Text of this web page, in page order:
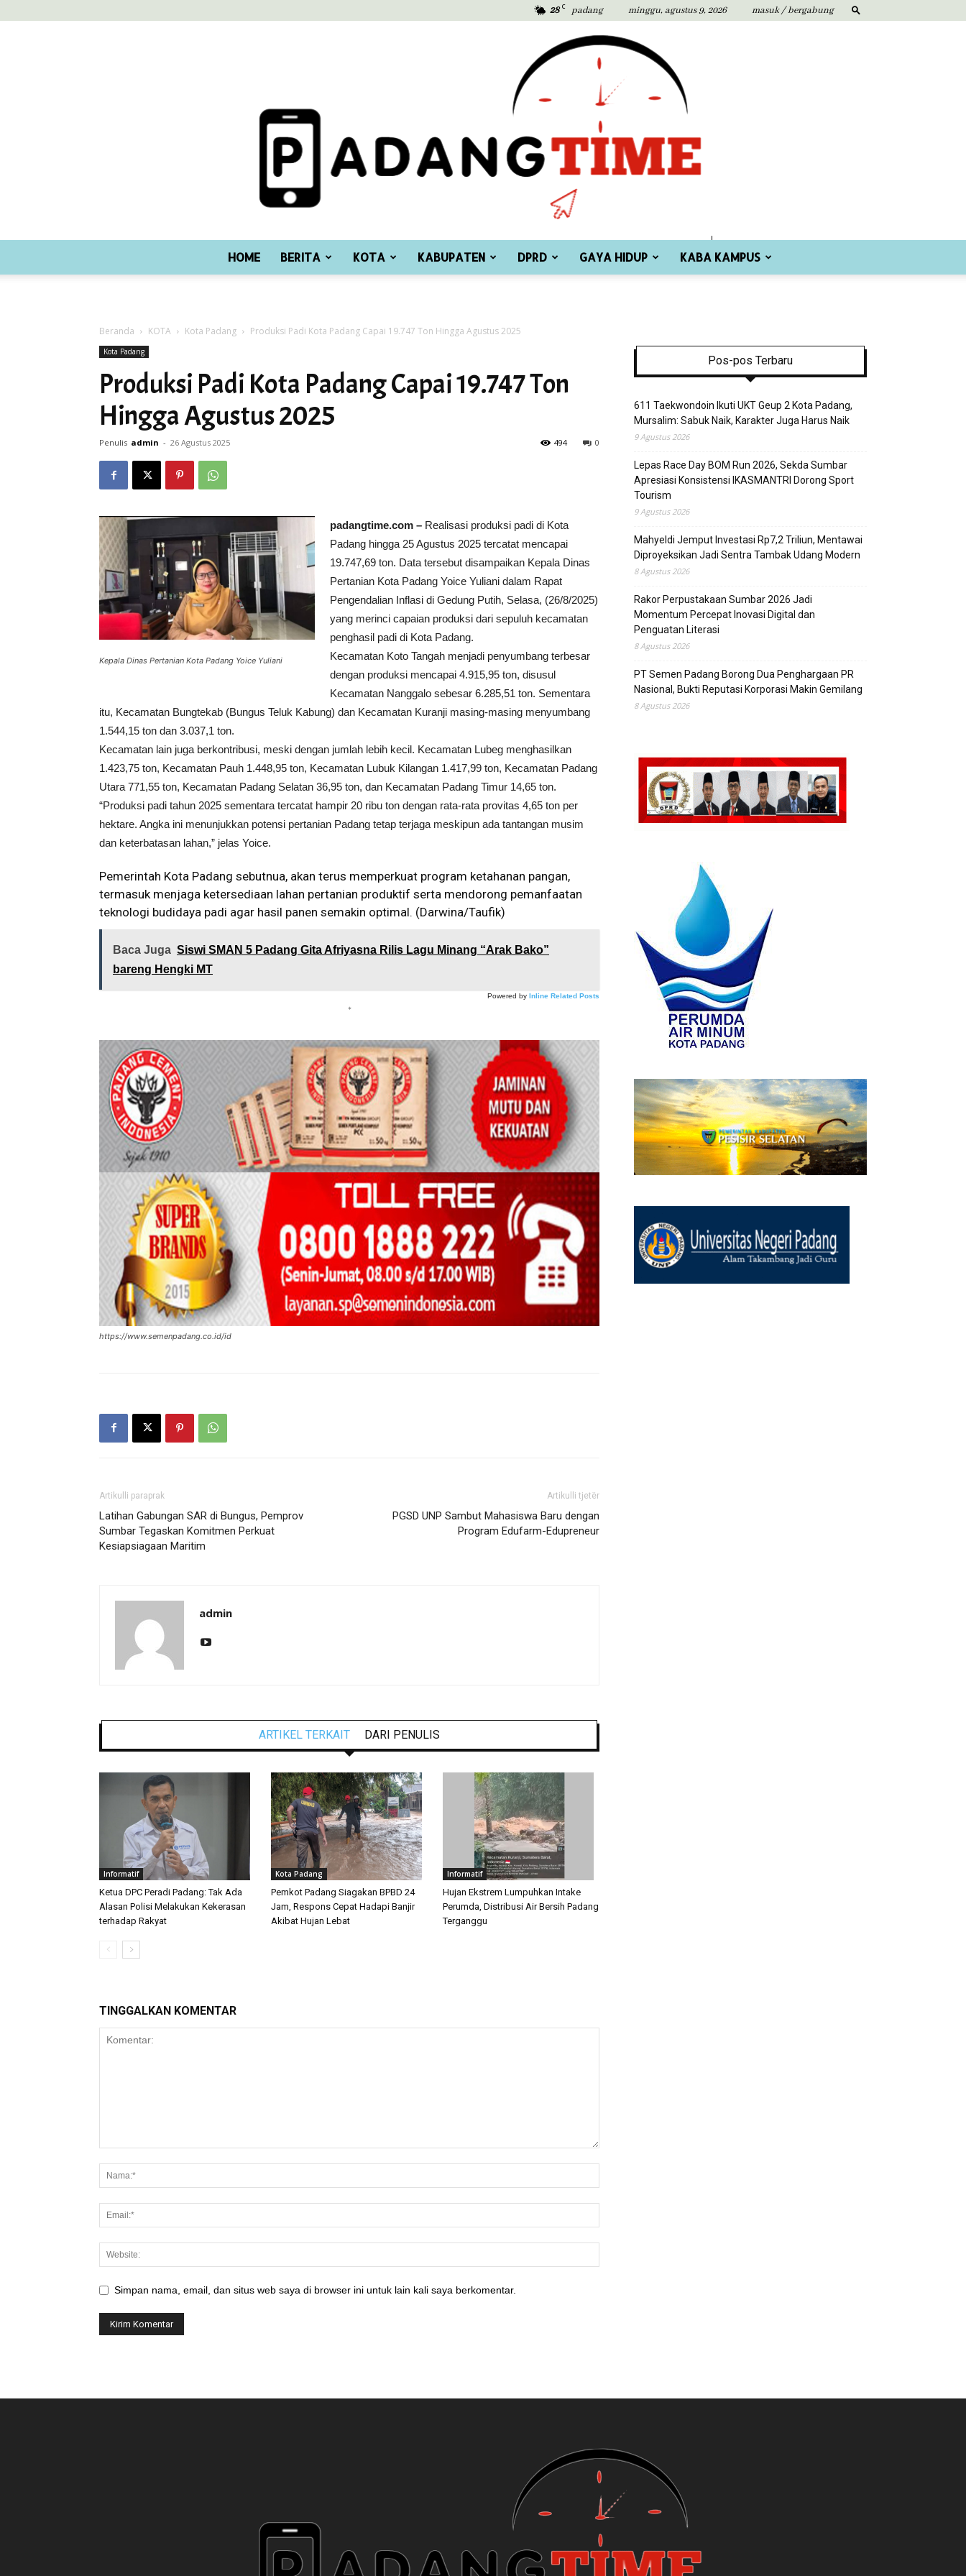
28 C padang minggu, agustus 9, 2026 masuk / bergabung
Time
HOME BERITA KOTA KABUPATEN DPRD GAYA HIDUP KABA KAMPUS
Beranda KOTA Kota Padang Produksi Padi Kota Padang Capai 19.747 Ton Hingga Agustus 2025
Kota Padang
Produksi Padi Kota Padang Capai 19.747 Ton
Hingga Agustus 2025
Penulis admin - 26 Agustus 2025 0
494
Kepala Dinas Pertanian Kota Padang Yoice Yuliani
padangtime.com – Realisasi produksi padi di Kota
Padang hingga 25 Agustus 2025 tercatat mencapai
19.747,69 ton. Data tersebut disampaikan Kepala Dinas
Pertanian Kota Padang Yoice Yuliani dalam Rapat
Pengendalian Inflasi di Gedung Putih, Selasa, (26/8/2025)
yang merinci capaian produksi dari sepuluh kecamatan
penghasil padi di Kota Padang.
Kecamatan Koto Tangah menjadi penyumbang terbesar
dengan produksi mencapai 4.915,95 ton, disusul
Kecamatan Nanggalo sebesar 6.285,51 ton. Sementara
itu, Kecamatan Bungtekab (Bungus Teluk Kabung) dan Kecamatan Kuranji masing-masing menyumbang
1.544,15 ton dan 3.037,1 ton.
Kecamatan lain juga berkontribusi, meski dengan jumlah lebih kecil. Kecamatan Lubeg menghasilkan
1.423,75 ton, Kecamatan Pauh 1.448,95 ton, Kecamatan Lubuk Kilangan 1.417,99 ton, Kecamatan Padang
Utara 771,55 ton, Kecamatan Padang Selatan 36,95 ton, dan Kecamatan Padang Timur 14,65 ton.
“Produksi padi tahun 2025 sementara tercatat hampir 20 ribu ton dengan rata-rata provitas 4,65 ton per
hektare. Angka ini menunjukkan potensi pertanian Padang tetap terjaga meskipun ada tantangan musim
dan keterbatasan lahan,” jelas Yoice.
Pemerintah Kota Padang sebutnua, akan terus memperkuat program ketahanan pangan,
termasuk menjaga ketersediaan lahan pertanian produktif serta mendorong pemanfaatan
teknologi budidaya padi agar hasil panen semakin optimal. (Darwina/Taufik)
Baca Juga Siswi SMAN 5 Padang Gita Afriyasna Rilis Lagu Minang “Arak Bako”
bareng Hengki MT
Powered by Inline Related Posts
*
https://www.semenpadang.co.id/id
Artikulli paraprak
Latihan Gabungan SAR di Bungus, Pemprov
Sumbar Tegaskan Komitmen Perkuat
Kesiapsiagaan Maritim
Artikulli tjetër
PGSD UNP Sambut Mahasiswa Baru dengan
Program Edufarm-Edupreneur
admin
ARTIKEL TERKAIT DARI PENULIS
Informatif
Ketua DPC Peradi Padang: Tak Ada
Alasan Polisi Melakukan Kekerasan
terhadap Rakyat
Kota Padang
Pemkot Padang Siagakan BPBD 24
Jam, Respons Cepat Hadapi Banjir
Akibat Hujan Lebat
Informatif
Hujan Ekstrem Lumpuhkan Intake
Perumda, Distribusi Air Bersih Padang
Terganggu
TINGGALKAN KOMENTAR
Simpan nama, email, dan situs web saya di browser ini untuk lain kali saya berkomentar.
Pos-pos Terbaru
611 Taekwondoin Ikuti UKT Geup 2 Kota Padang,
Mursalim: Sabuk Naik, Karakter Juga Harus Naik
9 Agustus 2026
Lepas Race Day BOM Run 2026, Sekda Sumbar
Apresiasi Konsistensi IKASMANTRI Dorong Sport
Tourism
9 Agustus 2026
Mahyeldi Jemput Investasi Rp7,2 Triliun, Mentawai
Diproyeksikan Jadi Sentra Tambak Udang Modern
8 Agustus 2026
Rakor Perpustakaan Sumbar 2026 Jadi
Momentum Percepat Inovasi Digital dan
Penguatan Literasi
8 Agustus 2026
PT Semen Padang Borong Dua Penghargaan PR
Nasional, Bukti Reputasi Korporasi Makin Gemilang
8 Agustus 2026